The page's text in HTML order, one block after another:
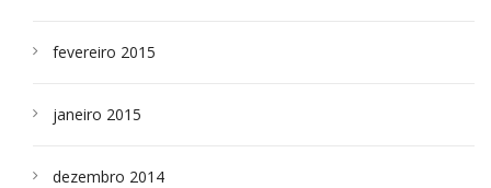
fevereiro 2015
janeiro 2015
dezembro 2014